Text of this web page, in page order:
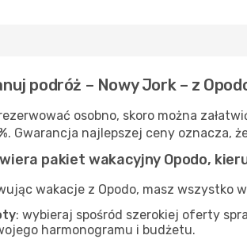
podróż – Nowy Jork – z
osobno, skoro można
. Gwarancja najlepszej ceny oznacza,
pakiet wakacyjny Opodo,
wakacje z Opodo, masz wszystko
: wybieraj spośród szerokiej oferty
harmonogramu i budżetu.